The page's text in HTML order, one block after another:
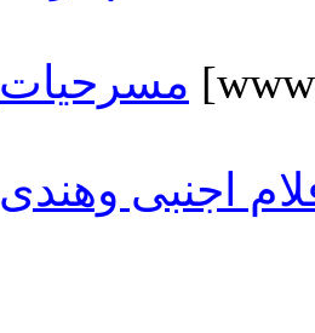
مسرحيات
اجنبى وهندى